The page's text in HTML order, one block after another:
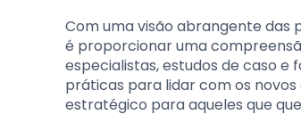
Com uma visão abrangente das
é proporcionar uma
especialistas, estudos de caso
práticas para lidar com os
estratégico para aqueles que